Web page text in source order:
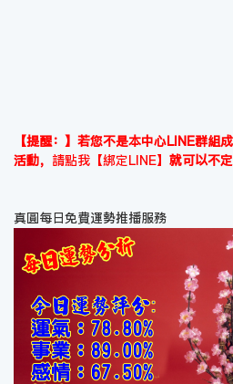
【提醒：】若您不是本中心LINE群組
活動， 請點我【綁定LINE】 就可以不
真圓每日免費運勢推播服務